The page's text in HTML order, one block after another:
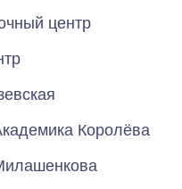
центр
Королёва